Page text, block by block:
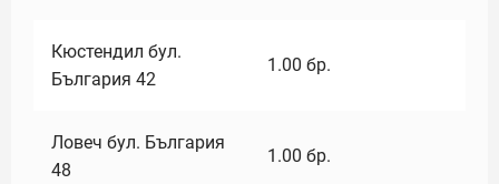
Кюстендил бул.
България 42
1.00 бр.
Ловеч бул. България
48
1.00 бр.